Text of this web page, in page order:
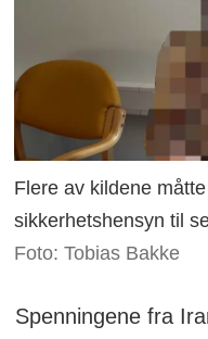
Flere av kildene
sikkerhetshensyn til
Foto: Tobias Bakke
Spenningene fra